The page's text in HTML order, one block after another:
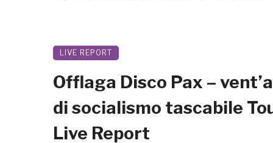
LIVE REPORT
Offlaga Disco Pax –
di socialismo tascabile
Live Report